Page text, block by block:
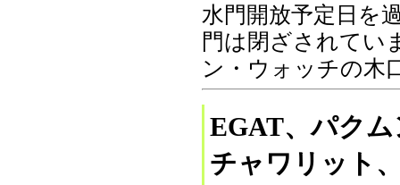
水門開放予定日を
門は閉ざされてい
ン・ウォッチの木
EGAT、パク
チャワリット